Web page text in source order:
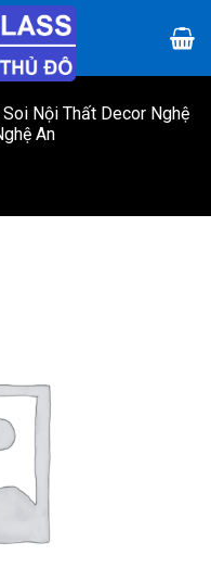
Nội Thất Decor Nghệ
An